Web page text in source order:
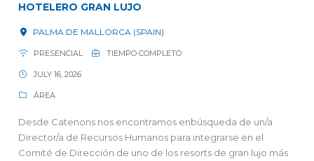
HOTELERO GRAN LUJO
PALMA DE MALLORCA (SPAIN)
PRESENCIAL TIEMPO COMPLETO
JULY 16, 2026
ÁREA
Desde Catenons nos encontramos enbúsqueda de un/a
Director/a de Recursos Humanos para integrarse en el
Comité de Dirección de uno de los resorts de gran lujo más